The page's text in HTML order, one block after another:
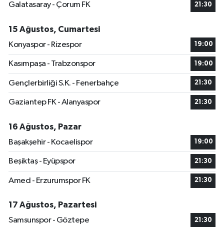
Galatasaray - Çorum FK
21:30
15 Ağustos, Cumartesi
Konyaspor - Rizespor
19:00
Kasımpaşa - Trabzonspor 19:00
Gençlerbirliği S.K. - Fenerbahçe 21:30
Gaziantep FK - Alanyaspor 21:30
16 Ağustos, Pazar
Başakşehir - Kocaelispor
19:00
Beşiktaş - Eyüpspor 21:30
Amed - Erzurumspor FK 21:30
17 Ağustos, Pazartesi
Samsunspor - Göztepe
21:30